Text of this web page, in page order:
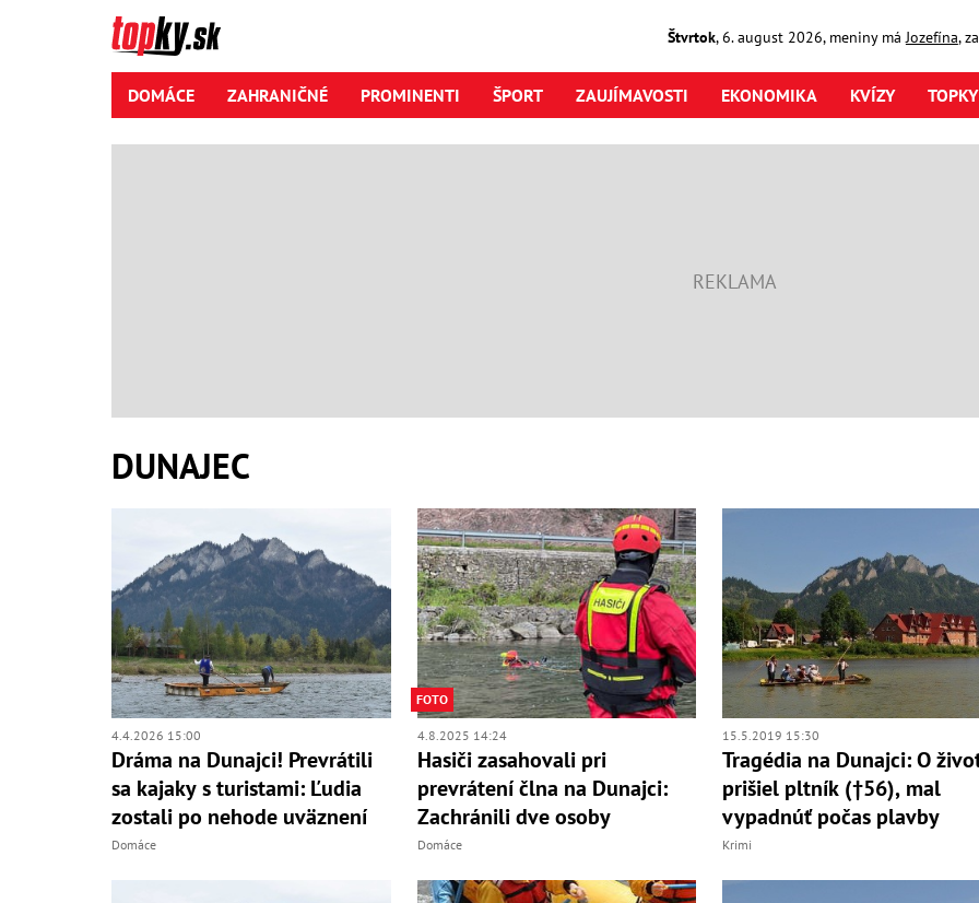
Štvrtok,6. august2026, meniny má Jozefína,
DOMÁCE ZAHRANIČNÉ PROMINENTI ŠPORT ZAUJÍMAVOSTI EKONOMIKA KVÍZY
DUNAJEC
4.4.2026 15:00
Dráma na Dunajci! Prevrátili
sa kajaky s turistami: Ľudia
zostali po nehode uväznení
Domáce
FOTO
4.8.2025 14:24
Hasiči zasahovali pri
prevrátení člna na Dunajci:
Zachránili dve osoby
Domáce
15.5.2019 15:30
Tragédia na Dunajci: O
prišiel pltník (†56), mal
vypadnúť počas plavby
Krimi